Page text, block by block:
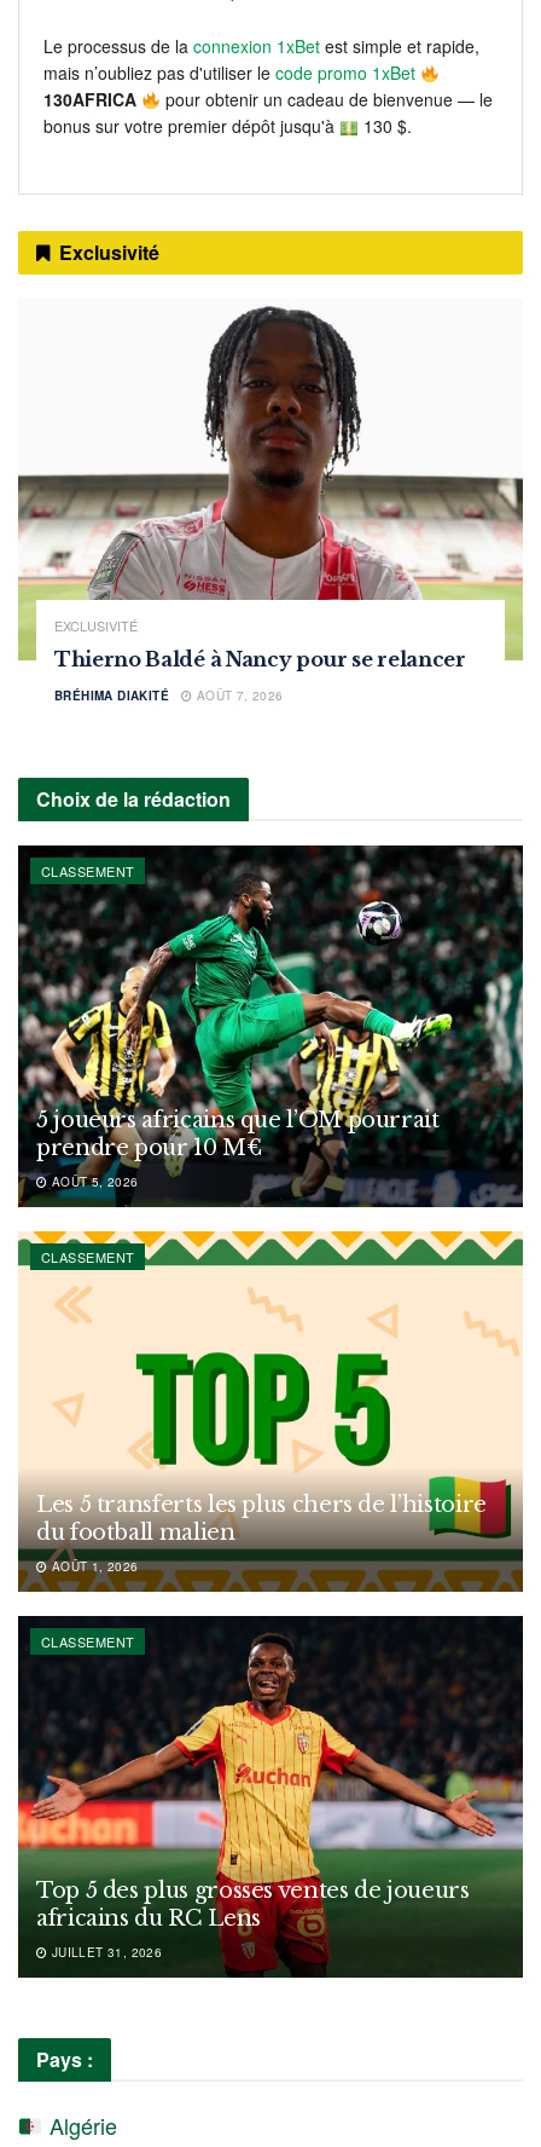
Le processus de la connexion 1xBet est simple et rapide,
mais n’oubliez pas d'utiliser le code promo 1xBet
130AFRICA
pour obtenir un cadeau de bienvenue — le
bonus sur votre premier dépôt jusqu'à
130 $.
Exclusivité
EXCLUSIVITÉ
Thierno Baldé à Nancy pour se relancer
BRÉHIMA DIAKITÉ AOÛT 7, 2026
Choix de la rédaction
CLASSEMENT
5 joueurs africains que l’OM pourrait
prendre pour 10 M€
AOÛT 5, 2026
CLASSEMENT
Les 5 transferts les plus chers de l’histoire
du football malien
AOÛT 1, 2026
CLASSEMENT
Top 5 des plus grosses ventes de joueurs
africains du RC Lens
JUILLET 31, 2026
Pays :
Algérie